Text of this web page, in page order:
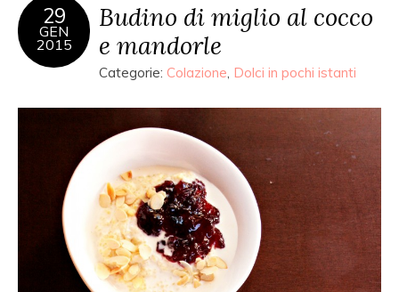
29
GEN
2015
Budino di miglio al cocco
e mandorle
Categorie: Colazione, Dolci in pochi istanti